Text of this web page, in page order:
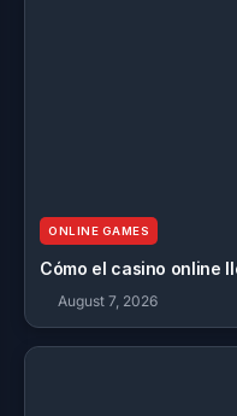
ONLINE GAMES
Cómo el casino online
August 7, 2026